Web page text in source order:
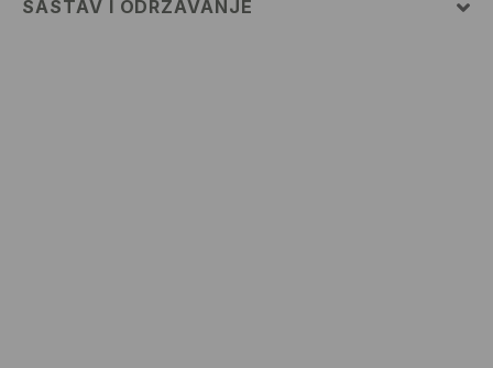
SASTAV I ODRŽAVANJE